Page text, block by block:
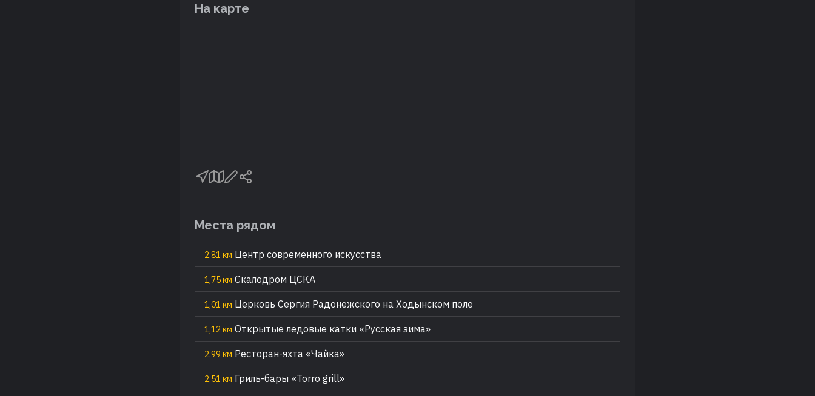
На карте
Места рядом
2,81 км Центр современного искусства
1,75 км Скалодром ЦСКА
1,01 км Церковь Сергия Радонежского на Ходынском поле
1,12 км Открытые ледовые катки «Русская зима»
2,99 км Ресторан-яхта «Чайка»
2,51 км Гриль-бары «Torro grill»